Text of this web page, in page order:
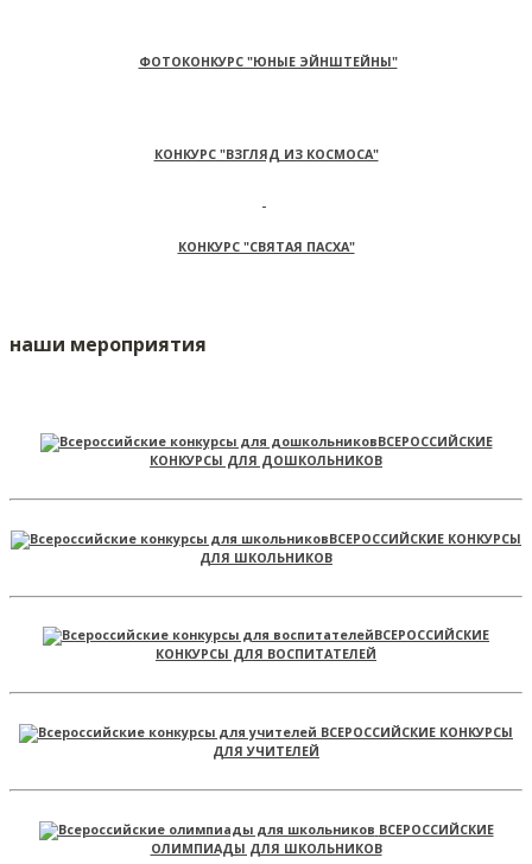
ФОТОКОНКУРС "ЮНЫЕ ЭЙНШТЕЙНЫ"
КОНКУРС "ВЗГЛЯД ИЗ КОСМОСА"
КОНКУРС "СВЯТАЯ ПАСХА"
наши мероприятия
ВСЕРОССИЙСКИЕ
КОНКУРСЫ ДЛЯ ДОШКОЛЬНИКОВ
ВСЕРОССИЙСКИЕ КОНКУРСЫ
ДЛЯ ШКОЛЬНИКОВ
ВСЕРОССИЙСКИЕ
КОНКУРСЫ ДЛЯ ВОСПИТАТЕЛЕЙ
ВСЕРОССИЙСКИЕ КОНКУРСЫ
ДЛЯ УЧИТЕЛЕЙ
ВСЕРОССИЙСКИЕ
ОЛИМПИАДЫ ДЛЯ ШКОЛЬНИКОВ